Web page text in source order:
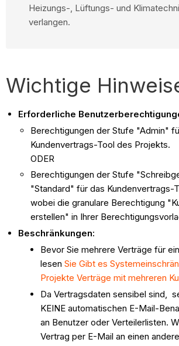
Heizungs-, Lüftungs- und
verlangen.
Wichtige
Erforderliche
Berechtigungen der Stufe "Admin"
Kundenvertrags-Tool des Projekts.
ODER
Berechtigungen der Stufe
"Standard" für das Kundenvertrags-
wobei die granulare Berechtigung
erstellen" in Ihrer
Beschränkungen:
Bevor Sie mehrere Verträge für
lesen Sie Gibt es
Projekte Verträge mit mehreren
Da Vertragsdaten sensibel sind,
KEINE automatischen E-Mail-
an Benutzer oder Verteilerlisten.
Vertrag per E-Mail an einen